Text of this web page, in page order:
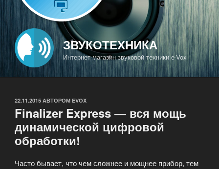
ЗВУКОТЕХНИКА
Интернет-магазин звуковой техники e-Vox
ОПУБЛИКОВАНО
22.11.2015 АВТОРОМ EVOX
Finalizer Express — вся мощь
динамической цифровой
обработки!
Часто бывает, что чем сложнее и мощнее прибор, тем